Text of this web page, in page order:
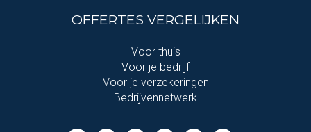
OFFERTES VERGELIJKEN
Voor thuis
Voor je bedrijf
Voor je verzekeringen
Bedrijvennetwerk